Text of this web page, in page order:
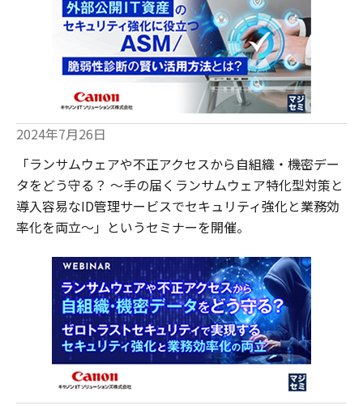
2024年7月26日
「ランサムウェアや不正アクセスから自組織・機密デー
タをどう守る？ ～手の届くランサムウェア特化型対策と
導入容易なID管理サービスでセキュリティ強化と業務効
率化を両立～」というセミナーを開催。